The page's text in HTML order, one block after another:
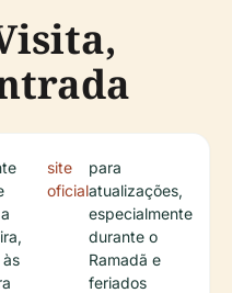
site
oficial
para
atualizações,
especialmente
durante o
Ramadã e
feriados